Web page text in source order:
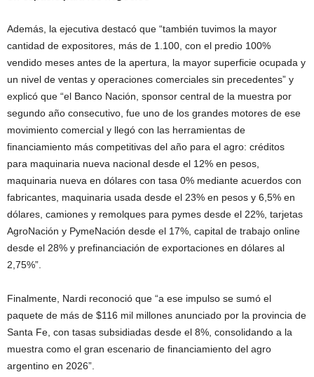
Además, la ejecutiva destacó que “también tuvimos la mayor
cantidad de expositores, más de 1.100, con el predio 100%
vendido meses antes de la apertura, la mayor superficie ocupada y
un nivel de ventas y operaciones comerciales sin precedentes” y
explicó que “el Banco Nación, sponsor central de la muestra por
segundo año consecutivo, fue uno de los grandes motores de ese
movimiento comercial y llegó con las herramientas de
financiamiento más competitivas del año para el agro: créditos
para maquinaria nueva nacional desde el 12% en pesos,
maquinaria nueva en dólares con tasa 0% mediante acuerdos con
fabricantes, maquinaria usada desde el 23% en pesos y 6,5% en
dólares, camiones y remolques para pymes desde el 22%, tarjetas
AgroNación y PymeNación desde el 17%, capital de trabajo online
desde el 28% y prefinanciación de exportaciones en dólares al
2,75%”.
Finalmente, Nardi reconoció que “a ese impulso se sumó el
paquete de más de $116 mil millones anunciado por la provincia de
Santa Fe, con tasas subsidiadas desde el 8%, consolidando a la
muestra como el gran escenario de financiamiento del agro
argentino en 2026”.